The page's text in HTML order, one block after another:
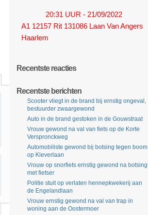
20:31 UUR - 21/09/2022
A1 12157 Rit 131086 Laan Van Angers
Haarlem
Recentste reacties
Recentste berichten
Scooter vliegt in de brand bij ernstig ongeval,
bestuurder zwaargewond
Auto in de brand gestoken in de Gouwstraat
Vrouw gewond na val van fiets op de Korte
Verspronckweg
Automobiliste gewond bij botsing tegen boom
op Kleverlaan
Vrouw op snorfiets ernstig gewond na botsing
met fietser
Politie stuit op verlaten hennepkwekerij aan
de Engelandlaan
Vrouw ernstig gewond na val van trap in
woning aan de Oostermoer